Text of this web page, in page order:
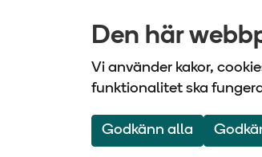
Den här
Vi använder kakor,
funktionalitet ska
Godkänn alla